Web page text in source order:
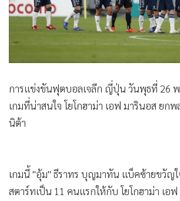
• กีฬา
ต่างประเทศ
•
Special Scoop
• เศรษฐกิจ-ธุรกิจ
• จีน
• ชุมชน-คุณภาพชีวิต
• อาชญากรรม
• วิทยาศาสตร์
• SMEs
การแข่งขันฟุตบอลเจลีก ญี่ปุ่น วันพุธที่ 26
เกมที่น่าสนใจ โยโกฮาม่า เอฟ มารินอส ยกพ
นิต้า
เกมนี้ "อุ้ม" ธีราทร บุญมาทัน แบ็คซ้ายขวัญ
สตาร์ทเป็น 11 คนแรกให้กับ โยโกฮาม่า เอฟ